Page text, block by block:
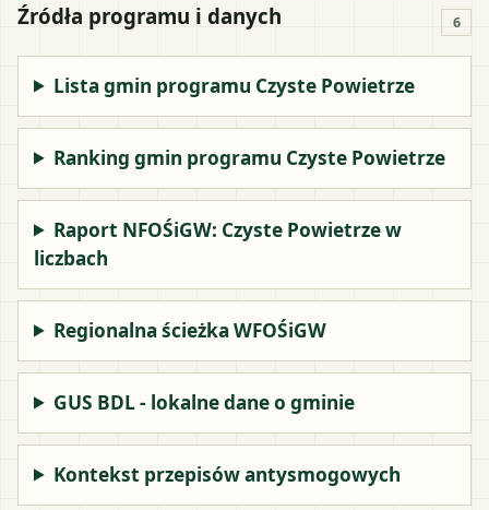
Źródła programu i danych 6
Lista gmin programu Czyste Powietrze
Ranking gmin programu Czyste Powietrze
Raport NFOŚiGW: Czyste Powietrze w
liczbach
Regionalna ścieżka WFOŚiGW
GUS BDL - lokalne dane o gminie
Kontekst przepisów antysmogowych